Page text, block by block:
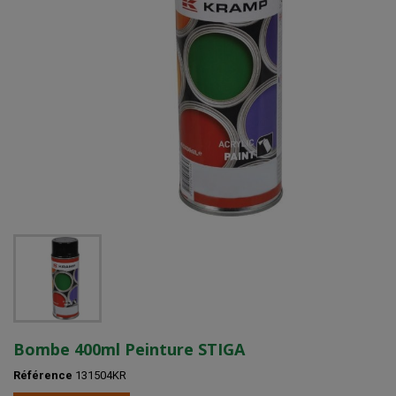
Bombe 400ml Peinture STIGA
Référence 131504KR